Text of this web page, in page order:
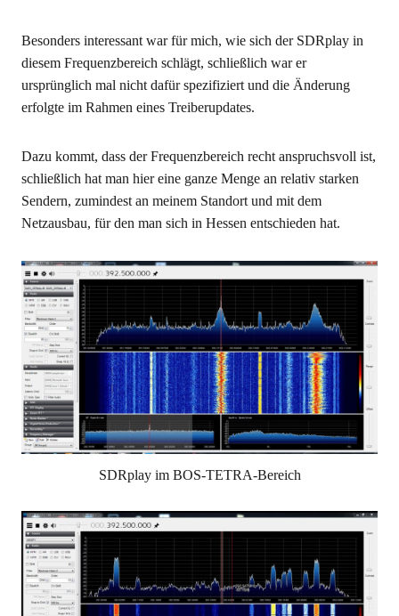
Besonders interessant war für mich, wie sich der SDRplay in
diesem Frequenzbereich schlägt, schließlich war er
ursprünglich mal nicht dafür spezifiziert und die Änderung
erfolgte im Rahmen eines Treiberupdates.
Dazu kommt, dass der Frequenzbereich recht anspruchsvoll ist,
schließlich hat man hier eine ganze Menge an relativ starken
Sendern, zumindest an meinem Standort und mit dem
Netzausbau, für den man sich in Hessen entschieden hat.
SDRplay im BOS-TETRA-Bereich